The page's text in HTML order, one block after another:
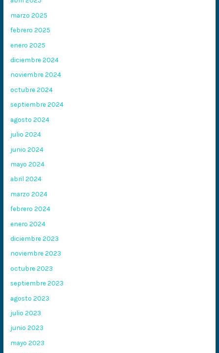
marzo 2025
febrero 2025
enero 2025
diciembre 2024
noviembre 2024
octubre 2024
septiembre 2024
agosto 2024
julio 2024
junio 2024
mayo 2024
abril 2024
marzo 2024
febrero 2024
enero 2024
diciembre 2023
noviembre 2023
octubre 2023
septiembre 2023
agosto 2023
julio 2023
junio 2023
mayo 2023